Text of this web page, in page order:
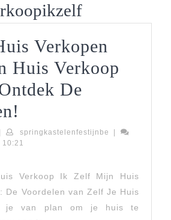
Verkopen
Huis Verkoop
De
Je
Verkopen
Met
springkastelenfestijnbe
|
10:21
Verkoop Ik Zelf Mijn Huis
De Voordelen van Zelf Je Huis
je van plan om je huis te